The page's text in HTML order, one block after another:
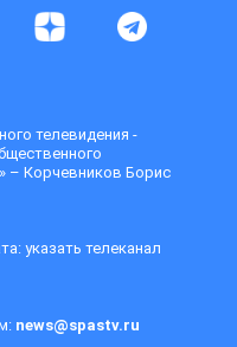
телевидения -
– Корчевников Борис
указать телеканал
news@spastv.ru